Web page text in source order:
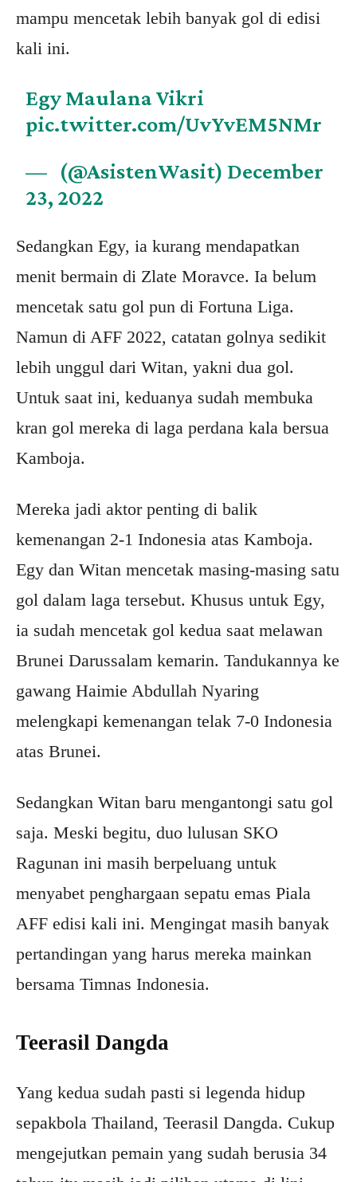
mampu mencetak lebih banyak gol di edisi
kali ini.
Egy Maulana Vikri
pic.twitter.com/UvYvEM5NMr
— ︎ ︎ (@AsistenWasit) December
23, 2022
Sedangkan Egy, ia kurang mendapatkan
menit bermain di Zlate Moravce. Ia belum
mencetak satu gol pun di Fortuna Liga.
Namun di AFF 2022, catatan golnya sedikit
lebih unggul dari Witan, yakni dua gol.
Untuk saat ini, keduanya sudah membuka
kran gol mereka di laga perdana kala bersua
Kamboja.
Mereka jadi aktor penting di balik
kemenangan 2-1 Indonesia atas Kamboja.
Egy dan Witan mencetak masing-masing satu
gol dalam laga tersebut. Khusus untuk Egy,
ia sudah mencetak gol kedua saat melawan
Brunei Darussalam kemarin. Tandukannya ke
gawang Haimie Abdullah Nyaring
melengkapi kemenangan telak 7-0 Indonesia
atas Brunei.
Sedangkan Witan baru mengantongi satu gol
saja. Meski begitu, duo lulusan SKO
Ragunan ini masih berpeluang untuk
menyabet penghargaan sepatu emas Piala
AFF edisi kali ini. Mengingat masih banyak
pertandingan yang harus mereka mainkan
bersama Timnas Indonesia.
Teerasil Dangda
Yang kedua sudah pasti si legenda hidup
sepakbola Thailand, Teerasil Dangda. Cukup
mengejutkan pemain yang sudah berusia 34